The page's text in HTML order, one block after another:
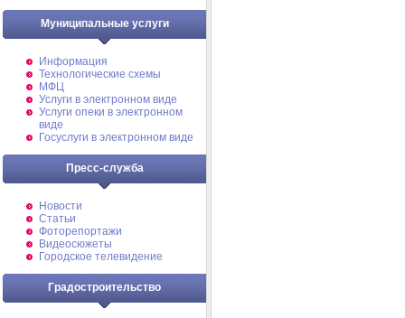
Муниципальные услуги
Информация
Технологические схемы
МФЦ
Услуги в электронном виде
Услуги опеки в электронном
виде
Госуслуги в электронном виде
Пресс-служба
Новости
Статьи
Фоторепортажи
Видеосюжеты
Городское телевидение
Градостроительство